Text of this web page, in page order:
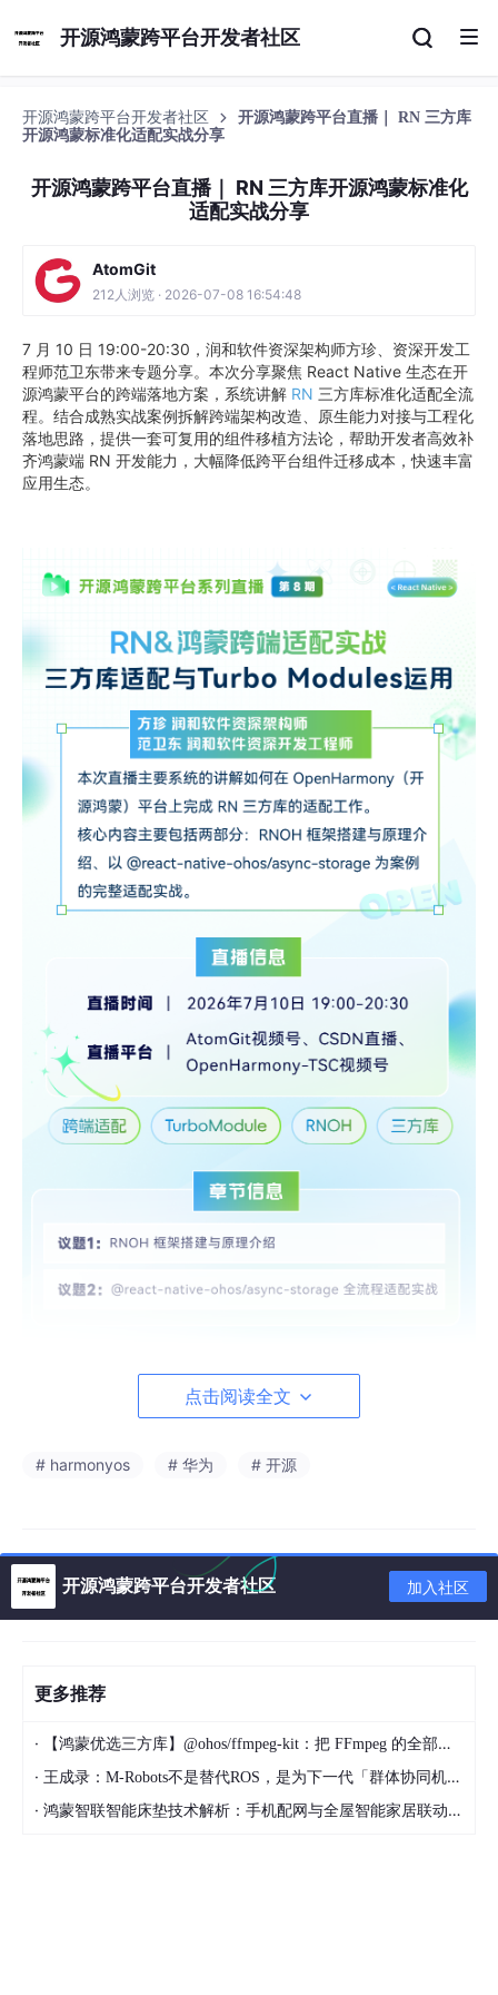
开源鸿蒙跨平台开发者社区
开源鸿蒙跨平台开发者社区
开源鸿蒙跨平台直播｜ RN 三方库
开源鸿蒙标准化适配实战分享
开源鸿蒙跨平台直播｜ RN 三方库开源鸿蒙标准化
适配实战分享
AtomGit
212人浏览 · 2026-07-08 16:54:48
7 月 10 日 19:00-20:30，润和软件资深架构师方珍、资深开发工
程师范卫东带来专题分享。本次分享聚焦 React Native 生态在开
源鸿蒙平台的跨端落地方案，系统讲解 RN 三方库标准化适配全流
程。结合成熟实战案例拆解跨端架构改造、原生能力对接与工程化
落地思路，提供一套可复用的组件移植方法论，帮助开发者高效补
齐鸿蒙端 RN 开发能力，大幅降低跨平台组件迁移成本，快速丰富
应用生态。
点击阅读全文
# harmonyos # 华为 # 开源
开源鸿蒙跨平台开发者社区 加入社区
更多推荐
· 【鸿蒙优选三方库】@ohos/ffmpeg-kit：把 FFmpeg 的全部能量带进 HarmonyOS
· 王成录：M-Robots不是替代ROS，是为下一代「群体协同机器人」重构架构
· 鸿蒙智联智能床垫技术解析：手机配网与全屋智能家居联动实现方案